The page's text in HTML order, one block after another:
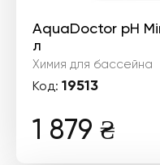
AquaDoctor pH
л
Химия для бассейна
Код: 19513
1 879 ₴